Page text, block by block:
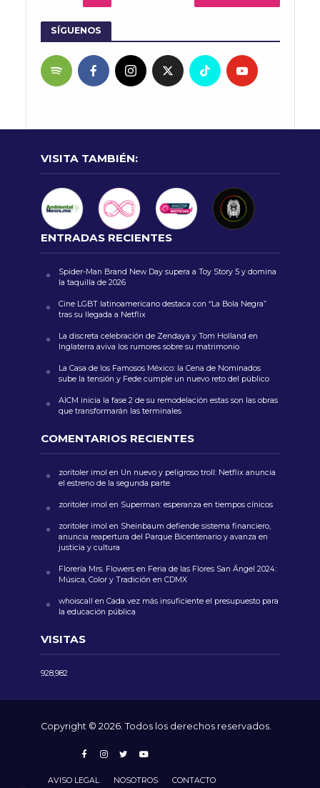
SÍGUENOS
VISITA TAMBIÉN:
ENTRADAS RECIENTES
Spider-Man Brand New Day supera a Toy Story 5 y domina
la taquilla de 2026
Cine LGBT latinoamericano destaca con “La Bola Negra”
tras su llegada a Netflix
La discreta celebración de Zendaya y Tom Holland en
Inglaterra aviva los rumores sobre su matrimonio
La Casa de los Famosos México: la Cena de Nominados
sube la tensión y Fede cumple un nuevo reto del público
AICM inicia la fase 2 de su remodelación estas son las obras
que transformarán las terminales
COMENTARIOS RECIENTES
zoritoler imol en Un nuevo y peligroso troll: Netflix anuncia
el estreno de la segunda parte
zoritoler imol en Superman: esperanza en tiempos cínicos
zoritoler imol en Sheinbaum defiende sistema financiero,
anuncia reapertura del Parque Bicentenario y avanza en
justicia y cultura
Florería Mrs. Flowersen Feria de las Flores San Ángel 2024:
Música, Color y Tradición en CDMX
whoiscall en Cada vez más insuficiente el presupuesto para
la educación pública
VISITAS
928,982
Copyright © 2026. Todos los derechos reservados.
AVISO LEGAL NOSOTROS CONTACTO